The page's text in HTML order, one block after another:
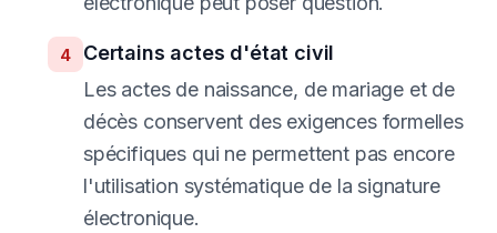
4
Certains actes d'état civil
Les actes de naissance, de mariage et de
décès conservent des exigences formelles
spécifiques qui ne permettent pas encore
l'utilisation systématique de la signature
électronique.